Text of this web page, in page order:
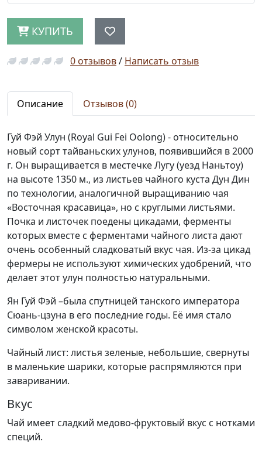
КУПИТЬ
0 отзывов/ Написать отзыв
Описание Отзывов (0)
Гуй Фэй Улун (Royal Gui Fei Oolong) - относительно
новый сорт тайваньских улунов, появившийся в 2000
г. Он выращивается в местечке Лугу (уезд Наньтоу)
на высоте 1350 м., из листьев чайного куста Дун Дин
по технологии, аналогичной выращиванию чая
«Восточная красавица», но с круглыми листьями.
Почка и листочек поедены цикадами, ферменты
которых вместе с ферментами чайного листа дают
очень особенный сладковатый вкус чая. Из-за цикад
фермеры не используют химических удобрений, что
делает этот улун полностью натуральными.
Ян Гуй Фэй –была спутницей танского императора
Сюань-цзуна в его последние годы. Её имя стало
символом женской красоты.
Чайный лист: листья зеленые, небольшие, свернуты
в маленькие шарики, которые распрямляются при
заваривании.
Вкус
Чай имеет сладкий медово-фруктовый вкус с нотками
специй.